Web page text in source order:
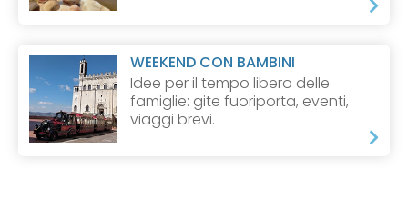
WEEKEND CON BAMBINI
Idee per il tempo libero delle
famiglie: gite fuoriporta, eventi,
viaggi brevi.